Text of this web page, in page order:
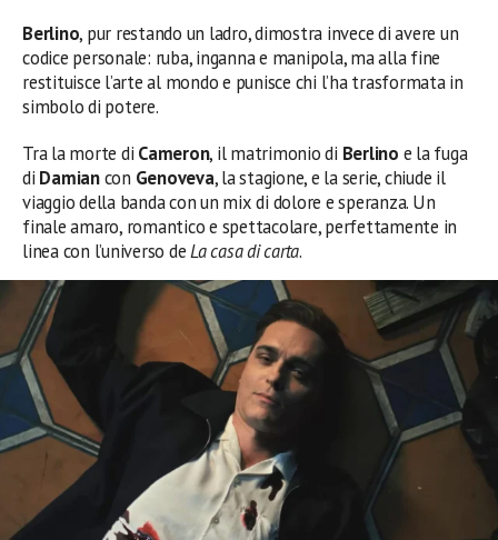
Berlino, pur restando un ladro, dimostra invece di avere un
codice personale: ruba, inganna e manipola, ma alla fine
restituisce l’arte al mondo e punisce chi l’ha trasformata in
simbolo di potere.
Tra la morte di Cameron, il matrimonio di Berlino e la fuga
di Damiancon Genoveva, la stagione, e la serie, chiude il
viaggio della banda con un mix di dolore e speranza. Un
finale amaro, romantico e spettacolare, perfettamente in
linea con l’universo deLa casa di carta.